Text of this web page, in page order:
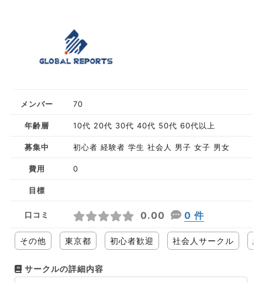
メンバー 70
年齢層 10代 20代 30代 40代 50代 60代以上
募集中 初心者 経験者 学生 社会人 男子 女子 男女
費用 0
目標
口コミ 0.00 0 件
その他 東京都 初心者歓迎 社会人サークル
サークルの詳細内容